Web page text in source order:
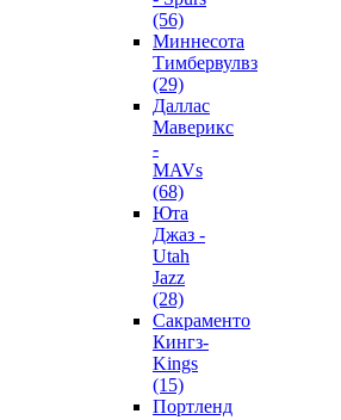
(56)
Миннесота
Тимбервулвз
(29)
Даллас
Маверикс
-
MAVs
(68)
Юта
Джаз -
Utah
Jazz
(28)
Сакраменто
Кингз-
Kings
(15)
Портленд